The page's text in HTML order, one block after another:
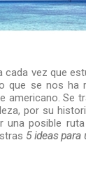
vez que
que se nos ha
Se
por su
una posible
5 ideas para